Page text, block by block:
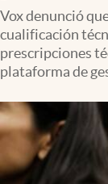
Vox denunció
cualificación
prescripciones
plataforma de